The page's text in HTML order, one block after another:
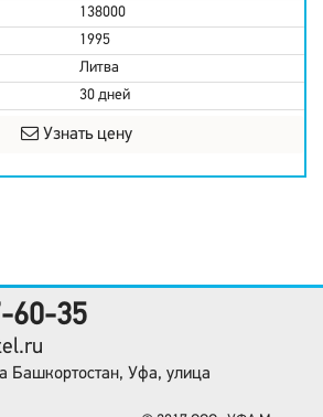
138000
1995
Литва
30 дней
Узнать цену
60-35
Башкортостан, Уфа, улица